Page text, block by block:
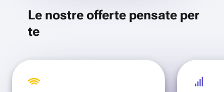
Le nostre offerte pensate per
te